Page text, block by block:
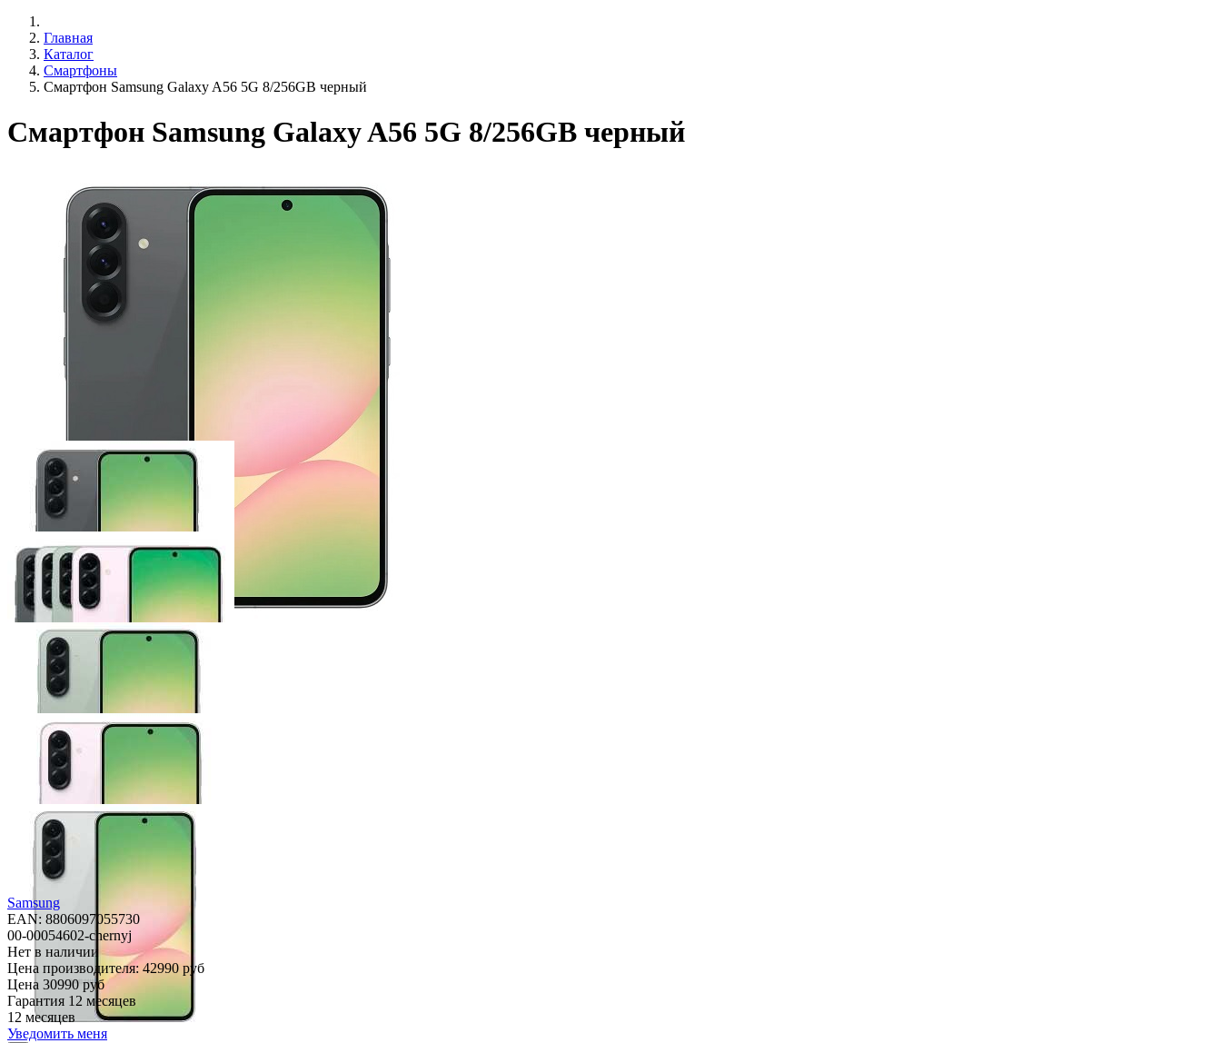
Главная
Каталог
Смартфоны
Смартфон Samsung Galaxy A56 5G 8/256GB черный
Смартфон Samsung Galaxy A56 5G 8/256GB черный
Samsung
EAN: 8806097055730
00-00054602-chernyj
Нет в наличии
Цена производителя: 42990 руб
Цена 30990 руб
Гарантия 12 месяцев
12 месяцев
Уведомить меня